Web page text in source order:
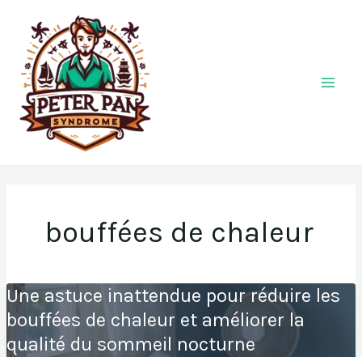
contenu
bouffées de chaleur
Une astuce inattendue pour réduire les
bouffées de chaleur et améliorer la
qualité du sommeil nocturne